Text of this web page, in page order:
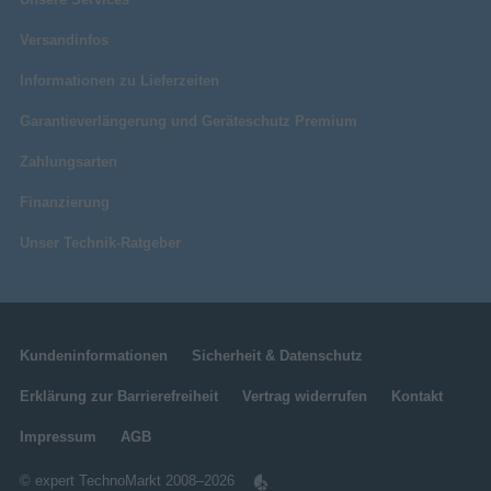
Versandinfos
Informationen zu Lieferzeiten
Garantieverlängerung und Geräteschutz Premium
Zahlungsarten
Finanzierung
Unser Technik-Ratgeber
Kundeninformationen Sicherheit & Datenschutz
Erklärung zur Barrierefreiheit Vertrag widerrufen Kontakt
Impressum AGB
© expert TechnoMarkt 2008–2026